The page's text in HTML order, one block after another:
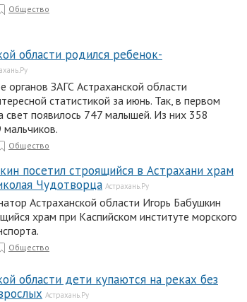
Общество
области родился ребенок-
органов ЗАГС Астраханской области
статистикой за июнь. Так, в первом
свет появилось 747 малышей. Из них 358
Общество
посетил строящийся в Астрахани храм
Чудотворца Астрахань.Ру
Астраханской области Игорь Бабушкин
храм при Каспийском институте морского
Общество
области дети купаются на реках без
Астрахань.Ру